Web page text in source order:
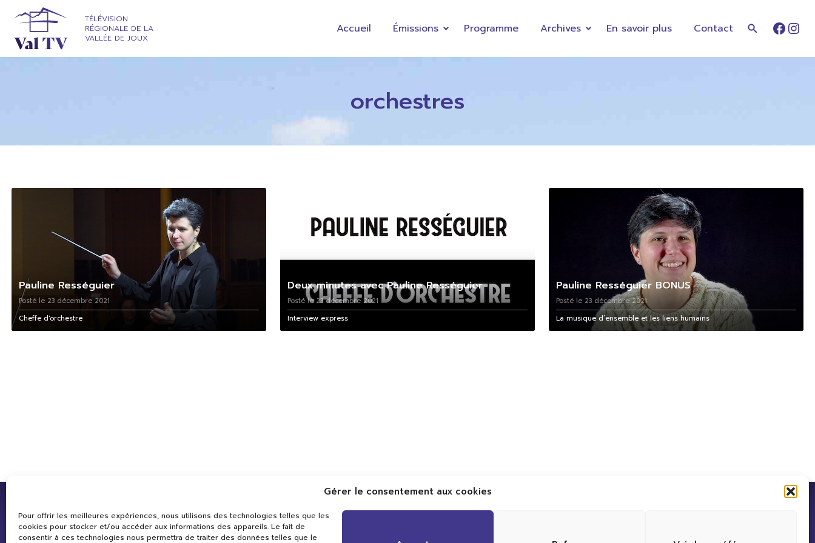
Gérer le consentement aux cookies
Pour offrir les meilleures expériences, nous utilisons des technologies telles que les
cookies pour stocker et/ou accéder aux informations des appareils. Le fait de
consentir à ces technologies nous permettra de traiter des données telles que le
TÉLÉVISION
RÉGIONALE DE LA
VALLÉE DE JOUX
Accueil Émissions Programme Archives En savoir plus Contact
orchestres
Pauline Rességuier
Posté le 23 décembre 2021
Cheffe d'orchestre
Deux minutes avec Pauline Rességuier
Posté le 23 décembre 2021
Interview express
Pauline Rességuier BONUS
Posté le 23 décembre 2021
La musique d’ensemble et les liens humains
Val TV